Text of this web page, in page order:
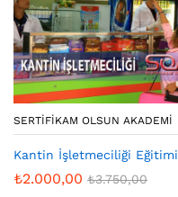
SERTIFIKAM OLSUN AKADEMI
Kantin İşletmeciliği Eğitimi
₺2.000,00 ₺3.750,00